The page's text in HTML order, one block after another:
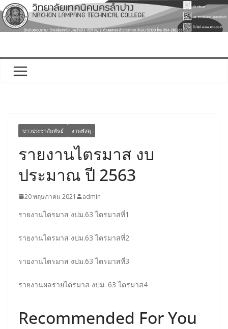
Skip
to
content
ข่าวประชาสัมพันธ์ งานพัสดุ
รายงานไตรมาส งบ
ประมาณ ปี 2563
20 พฤษภาคม 2021 admin
รายงานไตรมาส งปม.63 ไตรมาสที่1
รายงานไตรมาส งปม.63 ไตรมาสที่2
รายงานไตรมาส งปม.63 ไตรมาสที่3
รายงานผลรายไตรมาส งปม. 63 ไตรมาส4
Recommended For You